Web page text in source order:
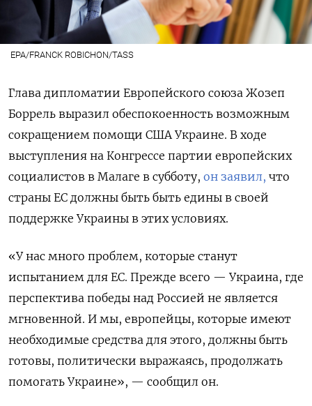
EPA/FRANCK ROBICHON/TASS
Глава дипломатии Европейского союза Жозеп
Боррель выразил обеспокоенность возможным
сокращением помощи США Украине. В ходе
выступления на Конгрессе партии европейских
социалистов в Малаге в субботу, он заявил, что
страны ЕС должны быть быть едины в своей
поддержке Украины в этих условиях.
«У нас много проблем, которые станут
испытанием для ЕС. Прежде всего — Украина, где
перспектива победы над Россией не является
мгновенной. И мы, европейцы, которые имеют
необходимые средства для этого, должны быть
готовы, политически выражаясь, продолжать
помогать Украине», — сообщил он.